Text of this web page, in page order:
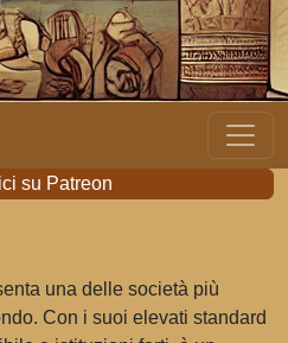
su Patreon
una delle società più
Con i suoi elevati standard